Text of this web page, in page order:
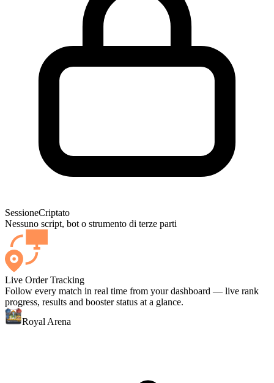
SessioneCriptato
Nessuno script, bot o strumento di terze parti
Live Order Tracking
Follow every match in real time from your dashboard — live rank
progress, results and booster status at a glance.
Royal Arena